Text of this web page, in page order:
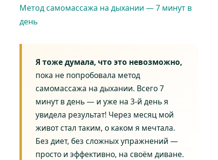
Метод самомассажа на дыхании — 7 минут в
день
Я тоже думала, что это невозможно,
пока не попробовала метод
самомассажа на дыхании. Всего 7
минут в день — и уже на 3-й день я
увидела результат! Через месяц мой
живот стал таким, о каком я мечтала.
Без диет, без сложных упражнений —
просто и эффективно, на своём диване.